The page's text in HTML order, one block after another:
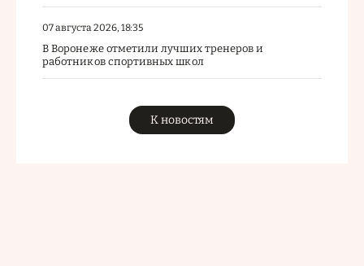
07 августа 2026, 18:35
В Воронеже отметили лучших тренеров и
работников спортивных школ
К новостям